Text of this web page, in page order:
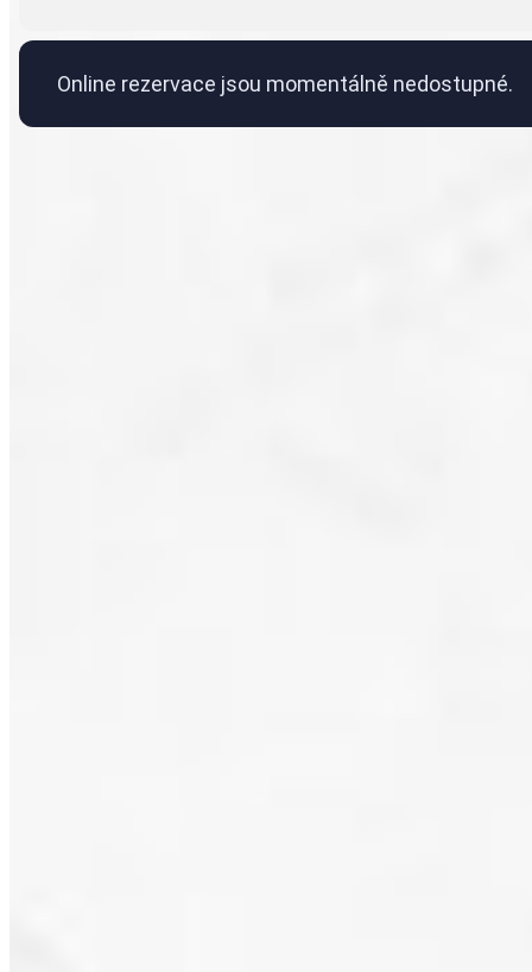
Online rezervace jsou momentálně nedostupné.